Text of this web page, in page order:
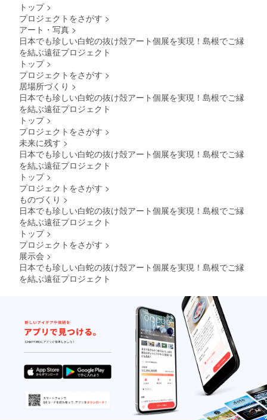
トップ >
プロジェクトをさがす >
アート・写真 >
日本でも珍しい白蛇の抜け殻アート個展を実現！島根でご縁
を結ぶ遠征プロジェクト
トップ >
プロジェクトをさがす >
居場所づくり >
日本でも珍しい白蛇の抜け殻アート個展を実現！島根でご縁
を結ぶ遠征プロジェクト
トップ >
プロジェクトをさがす >
未来に残す >
日本でも珍しい白蛇の抜け殻アート個展を実現！島根でご縁
を結ぶ遠征プロジェクト
トップ >
プロジェクトをさがす >
ものづくり >
日本でも珍しい白蛇の抜け殻アート個展を実現！島根でご縁
を結ぶ遠征プロジェクト
トップ >
プロジェクトをさがす >
展示会 >
日本でも珍しい白蛇の抜け殻アート個展を実現！島根でご縁
を結ぶ遠征プロジェクト